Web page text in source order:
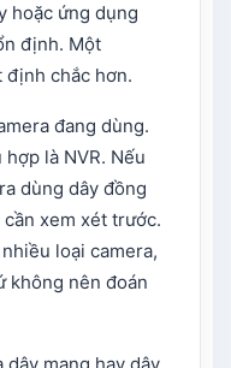
hoặc ứng dụng
định. Một
chắc hơn.
đang dùng.
là NVR. Nếu
dùng dây đồng
xem xét trước.
loại camera,
không nên đoán